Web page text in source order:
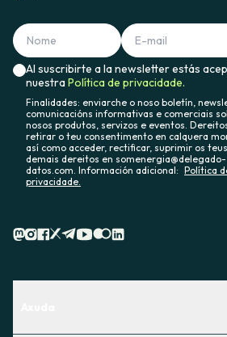
Al suscribirte a la newsletter estás
nuestraPolítica de privacidade.
Finalidades: enviarche o noso boletín,
comunicacións informativas e comerciais
nosos produtos, servizos e eventos.
retirar o teu consentimento en calquera
así como acceder, rectificar, suprimir os
demais dereitos en somenergia@delegado-
datos.com. Información adicional: Política
privacidade.